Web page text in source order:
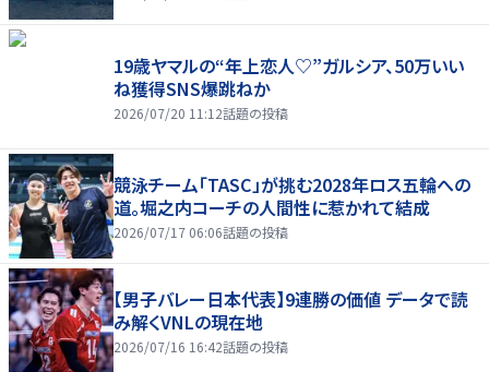
19歳ヤマルの“年上恋人♡”ガルシア、50万いい
ね獲得SNS爆跳ねか
2026/07/20 11:12話題の投稿
競泳チーム「TASC」が挑む2028年ロス五輪への
道。堀之内コーチの人間性に惹かれて結成
2026/07/17 06:06話題の投稿
【男子バレー日本代表】9連勝の価値 データで読
み解くVNLの現在地
2026/07/16 16:42話題の投稿